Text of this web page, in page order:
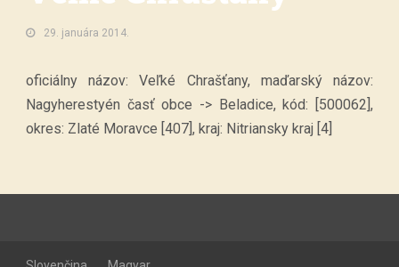
29. januára 2014.
oficiálny názov: Veľké Chrašťany, maďarský názov:
Nagyherestyén časť obce -> Beladice, kód: [500062],
okres: Zlaté Moravce [407], kraj: Nitriansky kraj [4]